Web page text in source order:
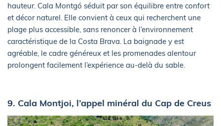
hauteur. Cala Montgó séduit par son équilibre entre confort
et décor naturel. Elle convient à ceux qui recherchent une
plage plus accessible, sans renoncer à l’environnement
caractéristique de la Costa Brava. La baignade y est
agréable, le cadre généreux et les promenades alentour
prolongent facilement l’expérience au-delà du sable.
9. Cala Montjoi, l’appel minéral du Cap de Creus